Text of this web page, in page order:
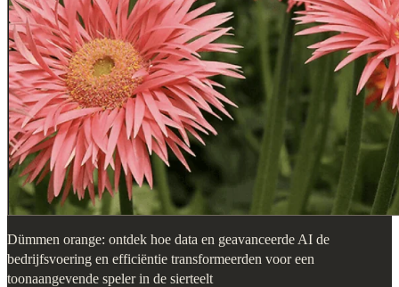
Dümmen orange: ontdek hoe data en geavanceerde AI de
bedrijfsvoering en efficiëntie transformeerden voor een
toonaangevende speler in de sierteelt